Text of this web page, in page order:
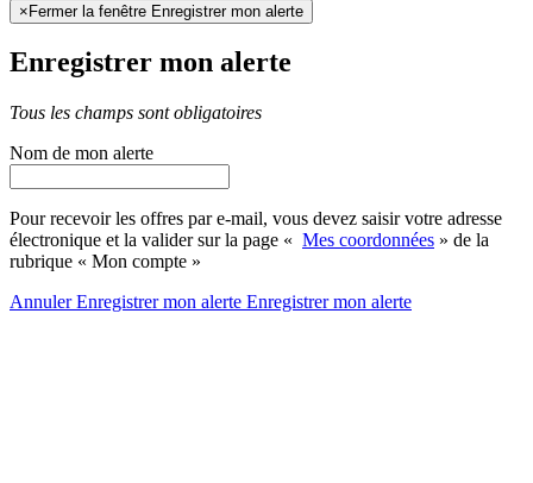
×Fermer la fenêtre Enregistrer mon alerte
Enregistrer mon alerte
Tous les champs sont obligatoires
Nom de mon alerte
Pour recevoir les offres par e-mail, vous devez saisir votre adresse
électronique et la valider sur la page « Mes coordonnées » de la
rubrique « Mon compte »
AnnulerEnregistrer mon alerte Enregistrermon alerte